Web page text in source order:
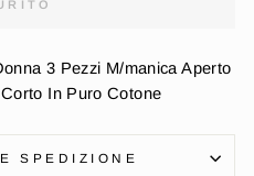
3 Pezzi M/manica Aperto
In Puro Cotone
SPEDIZIONE